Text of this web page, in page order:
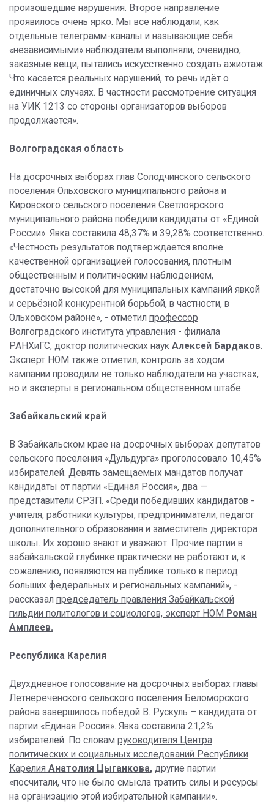
произошедшие нарушения. Второе направление
проявилось очень ярко. Мы все наблюдали, как
отдельные телеграмм-каналы и называющие себя
«независимыми» наблюдатели выполняли, очевидно,
заказные вещи, пытались искусственно создать ажиотаж.
Что касается реальных нарушений, то речь идёт о
единичных случаях. В частности рассмотрение ситуация
на УИК 1213 со стороны организаторов выборов
продолжается».
Волгоградская область
На досрочных выборах глав Солодчинского сельского
поселения Ольховского муниципального района и
Кировского сельского поселения Светлоярского
муниципального района победили кандидаты от «Единой
России». Явка составила 48,37% и 39,28% соответственно.
«Честность результатов подтверждается вполне
качественной организацией голосования, плотным
общественным и политическим наблюдением,
достаточно высокой для муниципальных кампаний явкой
и серьёзной конкурентной борьбой, в частности, в
Ольховском районе», - отметил профессор
Волгоградского института управления - филиала
РАНХиГС, доктор политических наук Алексей Бардаков.
Эксперт НОМ также отметил, контроль за ходом
кампании проводили не только наблюдатели на участках,
но и эксперты в региональном общественном штабе.
Забайкальский край
В Забайкальском крае на досрочных выборах депутатов
сельского поселения «Дульдурга» проголосовало 10,45%
избирателей. Девять замещаемых мандатов получат
кандидаты от партии «Единая Россия», два —
представители СРЗП. «Среди победивших кандидатов -
учителя, работники культуры, предприниматели, педагог
дополнительного образования и заместитель директора
школы. Их хорошо знают и уважают. Прочие партии в
забайкальской глубинке практически не работают и, к
сожалению, появляются на публике только в период
больших федеральных и региональных кампаний», -
рассказал председатель правления Забайкальской
гильдии политологов и социологов, эксперт НОМ Роман
Амплеев.
Республика Карелия
Двухдневное голосование на досрочных выборах главы
Летнереченского сельского поселения Беломорского
района завершилось победой В. Рускуль – кандидата от
партии «Единая Россия». Явка составила 21,2%
избирателей. По словам руководителя Центра
политических и социальных исследований Республики
Карелия Анатолия Цыганкова, другие партии
«посчитали, что не было смысла тратить силы и ресурсы
на организацию этой избирательной кампании».